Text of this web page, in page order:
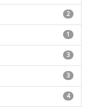
2
1
3
3
4